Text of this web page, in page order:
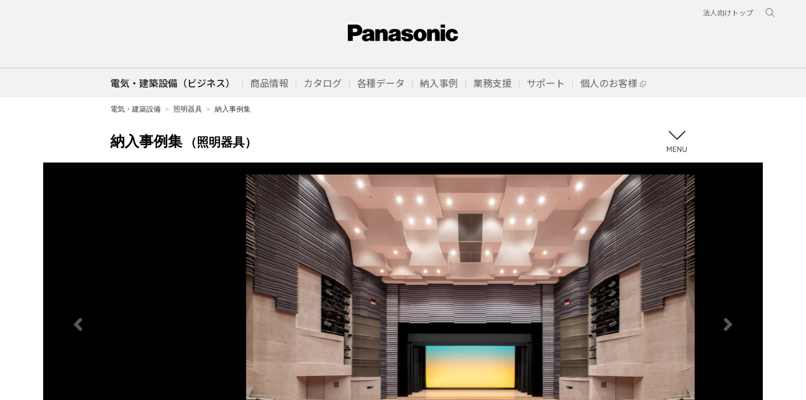
法人向けトップ
電気・建築設備（ビジネス） 商品情報 カタログ 各種データ 納入事例 業務支援 サポート 個人のお客様
電気・建築設備 照明器具 納入事例集
納入事例集 （照明器具）